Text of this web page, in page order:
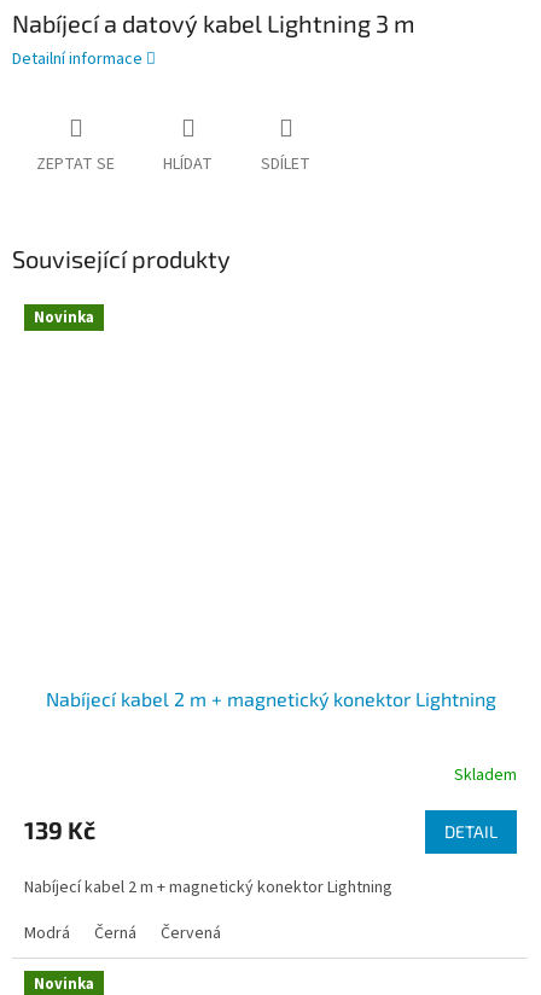
Nabíjecí a datový kabel Lightning 3 m
Detailní informace
ZEPTAT SE HLÍDAT SDÍLET
Související produkty
Novinka
Nabíjecí kabel 2 m + magnetický konektor Lightning
produktu
je
z
hvězdiček.
Skladem
139 Kč DETAIL
Nabíjecí kabel 2 m + magnetický konektor Lightning
Modrá
Černá Červená
Novinka